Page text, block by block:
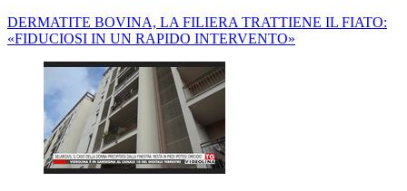
DERMATITE BOVINA, LA FILIERA TRATTIENE IL FIATO:
«FIDUCIOSI IN UN RAPIDO INTERVENTO»